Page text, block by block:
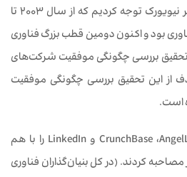
شرکت‌های بخش فناوری شهر نیویورک توجه کردیم که از سال 2003 تا
بود و اکنون دومین قطب بزرگ فناوری
بررسی چگونگی موفقیت شرکت‌های
از این تحقیق بررسی چگونگی موفقیت
است.
تحلیلگران ما داده‌هایی از CrunchBase ،AngelList و LinkedIn را با هم
700 بنیان‌گذار مصاحبه کردند. (در کل بنیان‌گذاران فناوری